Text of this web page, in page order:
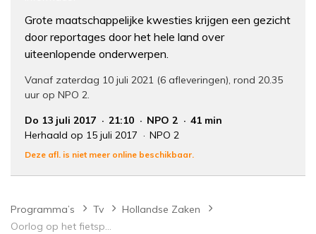
Grote maatschappelijke kwesties krijgen een gezicht
door reportages door het hele land over
uiteenlopende onderwerpen.
Vanaf zaterdag 10 juli 2021 (6 afleveringen), rond 20.35
uur op NPO 2.
Do 13 juli 2017
21:10 NPO 2
41 min
Herhaald op 15 juli 2017
NPO 2
Deze afl. is niet meer online beschikbaar.
Programma’s Tv
Hollandse Zaken
Oorlog op het fietspad